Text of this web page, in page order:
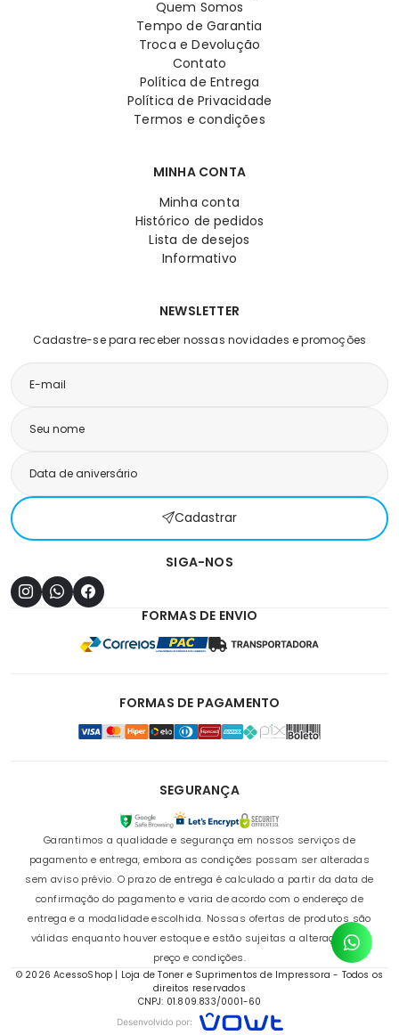
Quem Somos
Tempo de Garantia
Troca e Devolução
Contato
Política de Entrega
Política de Privacidade
Termos e condições
MINHA CONTA
Minha conta
Histórico de pedidos
Lista de desejos
Informativo
NEWSLETTER
Cadastre-se para receber nossas novidades e promoções
Cadastrar
SIGA-NOS
FORMAS DE ENVIO
FORMAS DE PAGAMENTO
SEGURANÇA
Garantimos a qualidade e segurança em nossos serviços de
pagamento e entrega, embora as condições possam ser alteradas
sem aviso prévio. O prazo de entrega é calculado a partir da data de
confirmação do pagamento e varia de acordo com o endereço de
entrega e a modalidade escolhida. Nossas ofertas de produtos são
válidas enquanto houver estoque e estão sujeitas a alterações de
preço e condições.
© 2026 AcessoShop | Loja de Toner e Suprimentos de Impressora - Todos os
direitos reservados
CNPJ: 01.809.833/0001-60